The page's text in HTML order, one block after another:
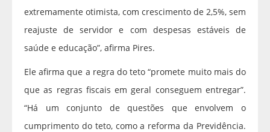
extremamente otimista, com crescimento de 2,5%, sem
reajuste de servidor e com despesas estáveis de
saúde e educação”, afirma Pires.
Ele afirma que a regra do teto “promete muito mais do
que as regras fiscais em geral conseguem entregar”.
“Há um conjunto de questões que envolvem o
cumprimento do teto, como a reforma da Previdência.